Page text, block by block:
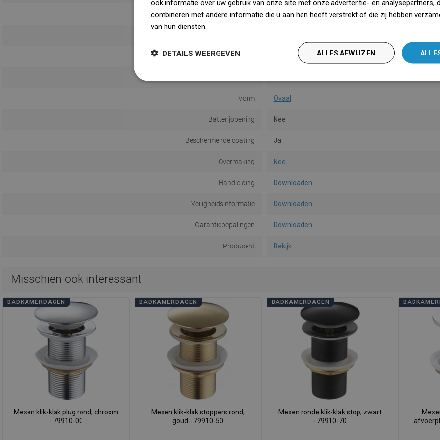
Kleur Wit
Materiaal Keramiek
Vorm Ovaal
Batterijopening Nee
Beschermende coating Ja
Overmaking Nee
Handleiding Downloaden
Veiligheidsinformatie Downloaden
Garantiebepalingen Downloaden
Producent Bekijk
Misschien ook interessant
BADKAMERDAGEN
Mexen klik-klak plug rond, chroom
- 79910-00
BADKAMERDAGEN
Mexen klik-klak stoppers rond,
goud - 79910-50
BADKAMERDAGEN
Mexen ronde klik-klak stop, zwart
- 79910-70
ook informatie over uw gebruik van onze site met onze advertentie- en analysepartners,
combineren met andere informatie die u aan hen heeft verstrekt of die zij hebben
van hun diensten.
ALLES AFWIJZEN
DETAILS WEERGEVEN